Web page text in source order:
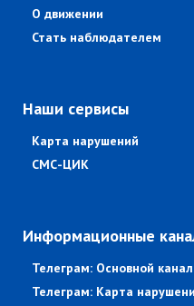
О движении
Стать наблюдателем
Наши сервисы
Карта нарушений
СМС-ЦИК
Информационные
Телеграм: Основной канал
Телеграм: Карта